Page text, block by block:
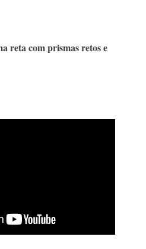
reta com prismas retos e